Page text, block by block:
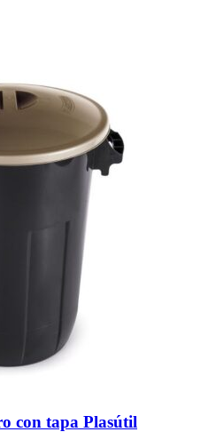
con tapa Plasútil